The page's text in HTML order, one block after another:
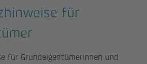
für
für Grundeigentümerinnen und